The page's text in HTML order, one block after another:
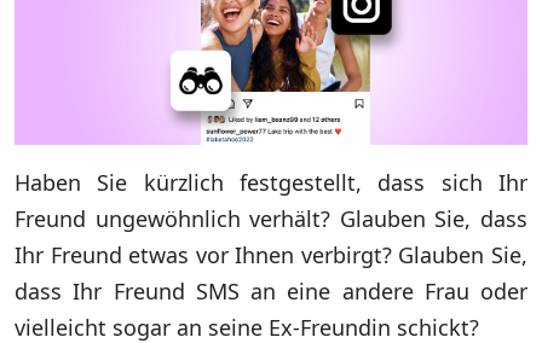
Haben Sie kürzlich festgestellt, dass sich Ihr
Freund ungewöhnlich verhält? Glauben Sie, dass
Ihr Freund etwas vor Ihnen verbirgt? Glauben Sie,
dass Ihr Freund SMS an eine andere Frau oder
vielleicht sogar an seine Ex-Freundin schickt?